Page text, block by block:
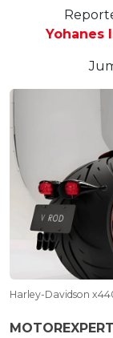
Yohanes
Harley-Davidson